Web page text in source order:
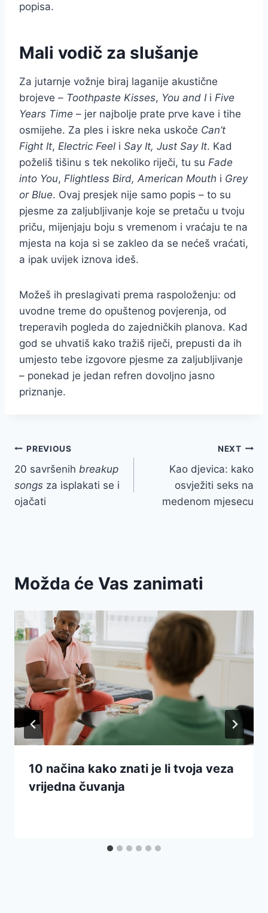
popisa.
Mali vodič za slušanje
Za jutarnje vožnje biraj laganije akustične
brojeve – Toothpaste Kisses, You and Ii Five
Years Time – jer najbolje prate prve kave i tihe
osmijehe. Za ples i iskre neka uskoče Can’t
Fight It, Electric Feel i Say It, Just Say It. Kad
poželiš tišinu s tek nekoliko riječi, tu su Fade
into You, Flightless Bird, American Mouth i Grey
or Blue. Ovaj presjek nije samo popis – to su
pjesme za zaljubljivanje koje se pretaču u tvoju
priču, mijenjaju boju s vremenom i vraćaju te na
mjesta na koja si se zakleo da se nećeš vraćati,
a ipak uvijek iznova ideš.
Možeš ih preslagivati prema raspoloženju: od
uvodne treme do opuštenog povjerenja, od
treperavih pogleda do zajedničkih planova. Kad
god se uhvatiš kako tražiš riječi, prepusti da ih
umjesto tebe izgovore pjesme za zaljubljivanje
– ponekad je jedan refren dovoljno jasno
priznanje.
Post
navigation
PREVIOUS
20 savršenih breakup
songs za isplakati se i
ojačati
NEXT
Kao djevica: kako
osvježiti seks na
medenom mjesecu
Možda će Vas zanimati
10 načina kako znati je li tvoja veza
vrijedna čuvanja